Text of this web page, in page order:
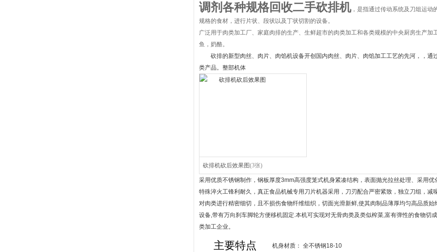
调剂各种规格回收二手砍排机，是指通过传动系统及刀俎运动
规格的食材，进行片状、段状以及丁状切割的设备。
广泛用于肉类加工厂、家庭肉排的生产、生鲜超市的肉类加工和各类规模的中央厨房生产加
鱼，奶酪。
砍排的新型肉丝、肉片、肉馅机设备开创国内肉丝、肉片、肉馅加工工艺的先河，，
类产品。整部机体
砍排机砍后效果图(3张)
采用优质不锈钢制作，钢板厚度3mm高强度笼式机身紧凑结构，表面抛光拉丝处理、采用优
特殊淬火工锋利耐久，真正食品机械专用刀片机器采用，刀刃配合严密紧致，独立刀组，减
对肉类进行精密细切，且不损伤食物纤维组织，切面光滑新鲜,使其肉制品薄厚均匀高品质
设备,带有万向刹车脚轮方便移机固定.本机可实现对无骨肉类及类似榨菜,富有弹性的食物切
类加工企业。
主要特点 机身材质： 全不锈钢18-10